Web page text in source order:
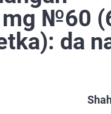
mg №60
da